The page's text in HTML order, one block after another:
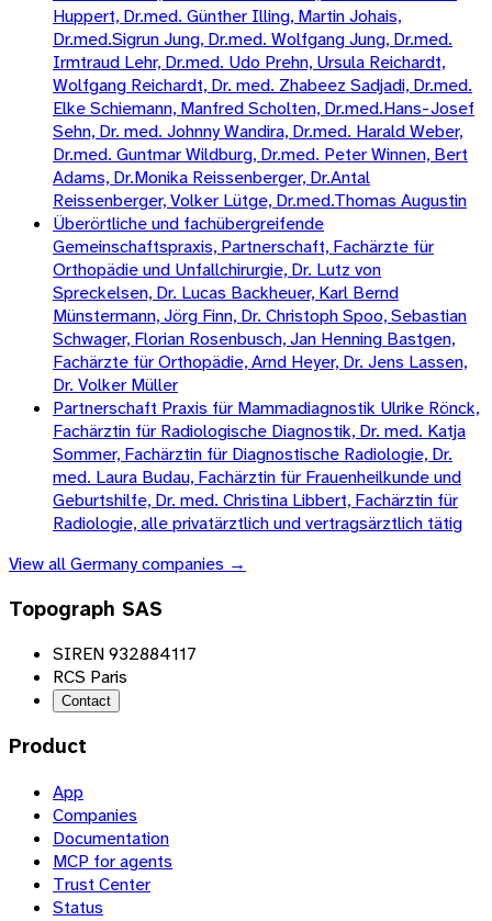
Huppert, Dr.med. Günther Illing, Martin Johais,
Dr.med.Sigrun Jung, Dr.med. Wolfgang Jung, Dr.med.
Irmtraud Lehr, Dr.med. Udo Prehn, Ursula Reichardt,
Wolfgang Reichardt, Dr. med. Zhabeez Sadjadi, Dr.med.
Elke Schiemann, Manfred Scholten, Dr.med.Hans-Josef
Sehn, Dr. med. Johnny Wandira, Dr.med. Harald Weber,
Dr.med. Guntmar Wildburg, Dr.med. Peter Winnen, Bert
Adams, Dr.Monika Reissenberger, Dr.Antal
Reissenberger, Volker Lütge, Dr.med.Thomas Augustin
Überörtliche und fachübergreifende
Gemeinschaftspraxis, Partnerschaft, Fachärzte für
Orthopädie und Unfallchirurgie, Dr. Lutz von
Spreckelsen, Dr. Lucas Backheuer, Karl Bernd
Münstermann, Jörg Finn, Dr. Christoph Spoo, Sebastian
Schwager, Florian Rosenbusch, Jan Henning Bastgen,
Fachärzte für Orthopädie, Arnd Heyer, Dr. Jens Lassen,
Dr. Volker Müller
Partnerschaft Praxis für Mammadiagnostik Ulrike Rönck,
Fachärztin für Radiologische Diagnostik, Dr. med. Katja
Sommer, Fachärztin für Diagnostische Radiologie, Dr.
med. Laura Budau, Fachärztin für Frauenheilkunde und
Geburtshilfe, Dr. med. Christina Libbert, Fachärztin für
Radiologie, alle privatärztlich und vertragsärztlich tätig
View allGermanycompanies →
Topograph SAS
SIREN 932884117
RCS Paris
Contact
Product
App
Companies
Documentation
MCP for agents
Trust Center
Status